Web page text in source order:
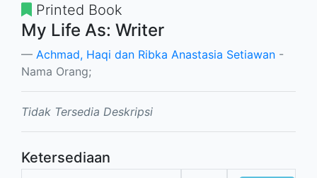
Printed Book
My Life As: Writer
Achmad, Haqi dan Ribka Anastasia Setiawan -
Nama Orang;
Tidak Tersedia Deskripsi
Ketersediaan